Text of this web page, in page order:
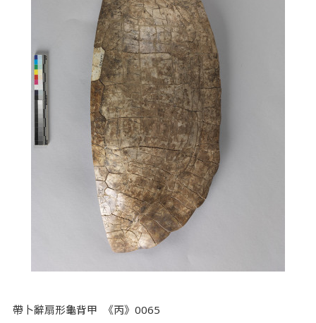
帶卜辭扇形龜背甲 《丙》0065